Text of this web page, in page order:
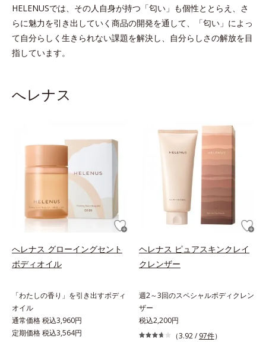
HELENUSでは、その人自身が持つ「匂い」も個性ととらえ、さ
らに魅力を引き出していく商品の開発を通して、
「匂い」によっ
て自分らしく生きられない課題を解決し、自分らしさの解放を目
指しています。
へレナス
へレナス グローイングセント
ボディオイル
「わたしの香り」を引き出すボディ
オイル
通常価格 税込3,960円
定期価格 税込3,564円
ヘレナス ピュアスキンクレイ
クレンザー
週2～3回のスペシャルボディクレン
ザー
税込2,200円
（3.92 / 97件）